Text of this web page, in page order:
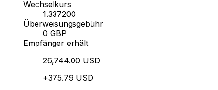
Wechselkurs
1.337200
Überweisungsgebühr
0 GBP
Empfänger erhält
26,744.00 USD
+375.79 USD